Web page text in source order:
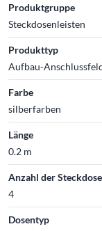
Produktgruppe
Steckdosenleisten
Produkttyp
Aufbau-
Farbe
silberfarben
Länge
0.2 m
Anzahl der
4
Dosentyp